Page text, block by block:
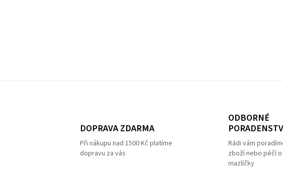
DOPRAVA ZDARMA
Při nákupu nad 1500 Kč platíme
dopravu za vás
ODBORNÉ
Rádi vám
zboží nebo péčí
mazlíčky